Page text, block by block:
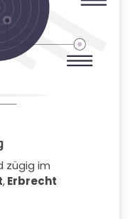
zügig im
, Erbrecht